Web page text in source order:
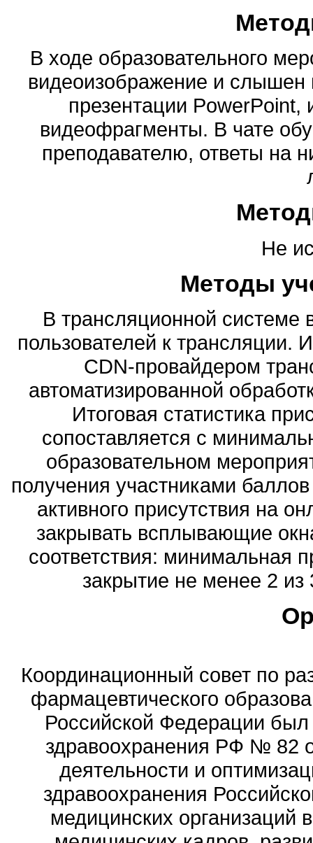
В ходе образовательного
видеоизображение и слышен
презентации PowerPoint,
видеофрагменты. В чате
преподавателю, ответы на
Не
Методы
В трансляционной системе
пользователей к трансляции.
CDN-провайдером
автоматизированной
Итоговая статистика
сопоставляется с
образовательном
получения участниками
активного присутствия на
закрывать всплывающие
соответствия: минимальная
закрытие не менее 2 из
Координационный совет по
фармацевтического
Российской Федерации
здравоохранения РФ № 82
деятельности и
здравоохранения
медицинских